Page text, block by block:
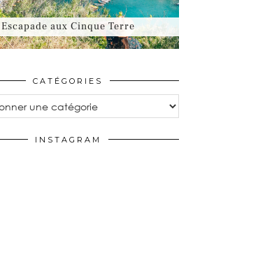
Escapade aux Cinque Terre
CATÉGORIES
INSTAGRAM